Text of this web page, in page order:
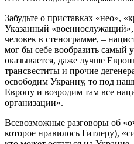
Забудьте о приставках «нео»,
Указанный «военнослужащий»,
человек в стенограмме, –
мог бы себе вообразить самый
оказывается, даже лучше
трансвеститы и прочие
освободим Украину, то под
Европу и возродим там все
организации».
Всевозможные разговоры об
которое нравилось Гитлеру),